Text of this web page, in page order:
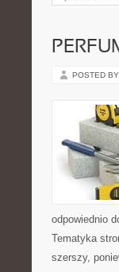
POSTED
odpowiednio
Tematyka
szerszy,